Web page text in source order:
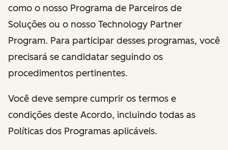
como o nosso Programa de Parceiros de
Soluções ou o nosso Technology Partner
Program. Para participar desses programas, você
precisará se candidatar seguindo os
procedimentos pertinentes.
Você deve sempre cumprir os termos e
condições deste Acordo, incluindo todas as
Políticas dos Programas aplicáveis.